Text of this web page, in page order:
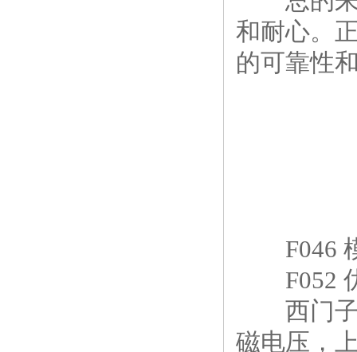
和耐心。
的可靠性
F046 模
F052 优
西门子
磁电压，